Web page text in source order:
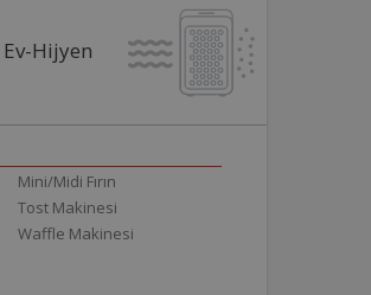
Ev-Hijyen
Mini/Midi Fırın
Tost Makinesi
Waffle Makinesi